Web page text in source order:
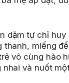
dặm tự chỉ
thanh, miếng
vô cùng hào
và nuốt